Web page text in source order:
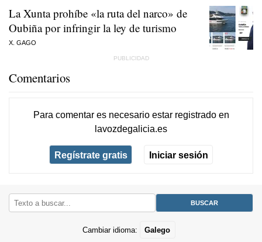
La Xunta prohíbe «la ruta del narco» de
Oubiña por infringir la ley de turismo
X. GAGO
Comentarios
Para comentar es necesario estar registradoen
lavozdegalicia.es
Regístrate gratis Iniciar sesión
Cambiar idioma: Galego